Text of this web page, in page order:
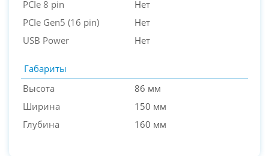
PCIe 8 pin
Нет
PCIe Gen5 (16 pin)
Нет
USB Power
Нет
Габариты
Высота
86 мм
Ширина
150 мм
Глубина
160 мм